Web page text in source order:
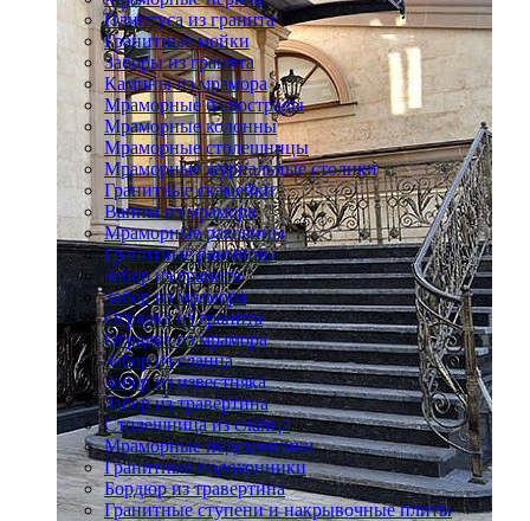
Плинтуса из гранита
Гранитные мойки
Заборы из гранита
Камины из мрамора
Мраморные балюстрады
Мраморные колонны
Мраморные столешницы
Мраморные журнальные столики
Гранитные скамейки
Ванны из мрамора
Мраморные раковины
Гранитные раковины
Забор из гранита
Забор из мрамора
Оградка из гранита
Оградка из мрамора
Забор из сланца
Забор из известняка
Забор из травертина
Столешница из сланца
Мраморные подоконники
Гранитные подоконники
Бордюр из травертина
Гранитные ступени и накрывочные плиты